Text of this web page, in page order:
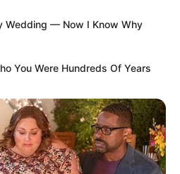
Wedding — Now I Know Why
You Were Hundreds Of Years